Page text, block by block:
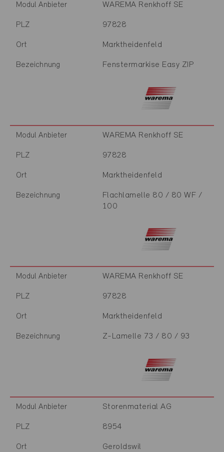
Modul Anbieter WAREMA Renkhoff SE
PLZ 97828
Ort Marktheidenfeld
Bezeichnung Fenstermarkise Easy ZIP
Modul Anbieter WAREMA Renkhoff SE
PLZ 97828
Ort Marktheidenfeld
Bezeichnung
Flachlamelle 80 / 80 WF /
100
Modul Anbieter WAREMA Renkhoff SE
PLZ 97828
Ort Marktheidenfeld
Bezeichnung Z-Lamelle 73 / 80 / 93
Modul Anbieter Storenmaterial AG
PLZ 8954
Ort Geroldswil